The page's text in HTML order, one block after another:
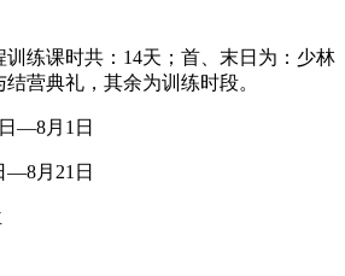
练课时共：14天；首、末日为：少林
营典礼，其余为训练时段。
—8月1日
—8月21日